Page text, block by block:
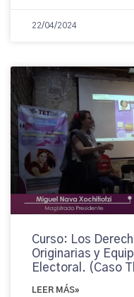
22/04/2024
Curso: Los
Originarias y
Electoral. (Caso
LEER MÁS»